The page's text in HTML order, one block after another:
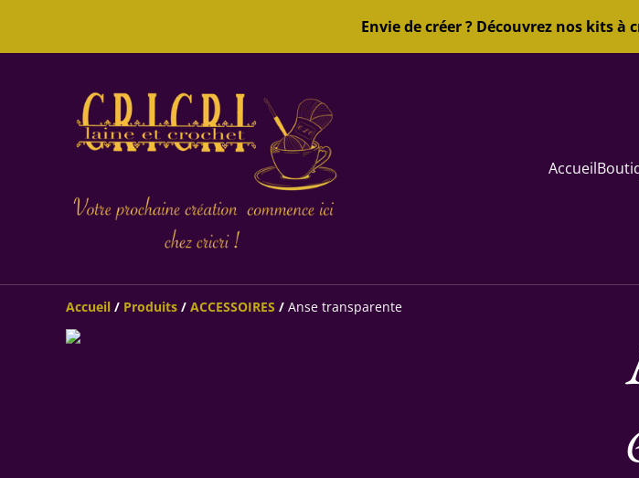
Envie de créer ? Découvrez nos kits
Accueil
Accueil / Produits / ACCESSOIRES / Anse transparente